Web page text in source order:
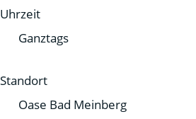
Uhrzeit
Ganztags
Standort
Oase Bad Meinberg